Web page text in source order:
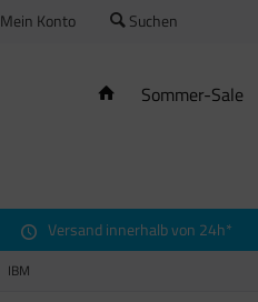
Mein Konto Suchen
Sommer-Sale
Versand innerhalb von 24h*
IBM